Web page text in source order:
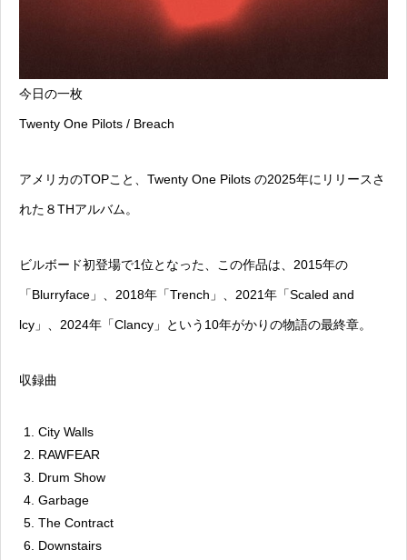
今日の一枚
Twenty One Pilots / Breach
アメリカのTOPこと、Twenty One Pilots の2025年にリリースさ
れた８THアルバム。
ビルボード初登場で1位となった、この作品は、2015年の
「Blurryface」、2018年「Trench」、2021年「Scaled and
lcy」、2024年「Clancy」という10年がかりの物語の最終章。
収録曲
City Walls
RAWFEAR
Drum Show
Garbage
The Contract
Downstairs